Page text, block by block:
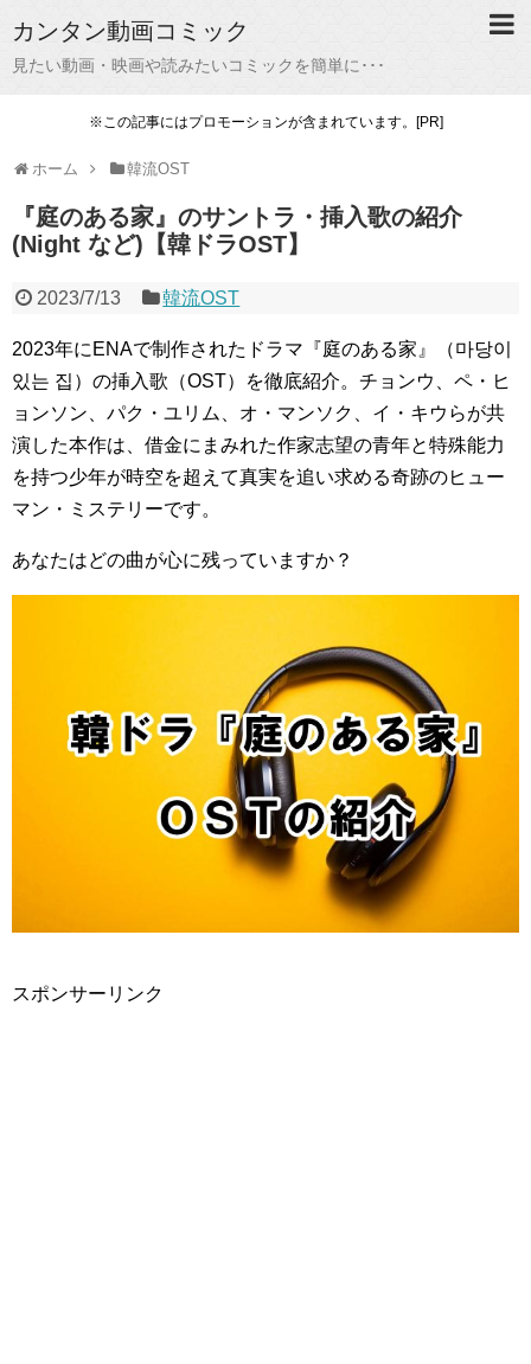
カンタン動画コミック
見たい動画・映画や読みたいコミックを簡単に･･･
※この記事にはプロモーションが含まれています。[PR]
ホーム 韓流OST
『庭のある家』のサントラ・挿入歌の紹介
(Night など)【韓ドラOST】
2023/7/13 韓流OST
2023年にENAで制作されたドラマ『庭のある家』（마당이
있는 집）の挿入歌（OST）を徹底紹介。チョンウ、ペ・ヒ
ョンソン、パク・ユリム、オ・マンソク、イ・キウらが共
演した本作は、借金にまみれた作家志望の青年と特殊能力
を持つ少年が時空を超えて真実を追い求める奇跡のヒュー
マン・ミステリーです。
あなたはどの曲が心に残っていますか？
スポンサーリンク